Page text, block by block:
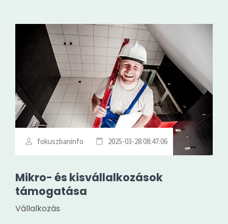
fokuszbaninfo 2025-03-28 08:47:06
Mikro- és kisvállalkozások
támogatása
Vállalkozás